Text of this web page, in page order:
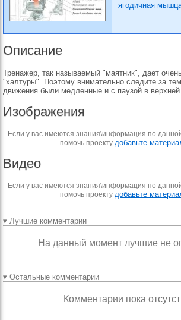
ягодичная
Описание
Тренажер, так называемый "маятник", дает
"халтуры". Поэтому внимательно следите за
движения были медленные и с паузой в верхней
Изображения
Если у вас имеются знания\информация по
помочь проекту добавьте
Видео
Если у вас имеются знания\информация по
помочь проекту добавьте
▾ Лучшие комментарии
На данный момент лучшие не
▾ Остальные комментарии
Комментарии пока